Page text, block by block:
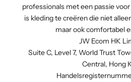
professionals met een passie
is kleding te creëren die niet
maar ook comfortabel
JW Ecom HK
Suite C, Level 7, World Trust
Central, Hong